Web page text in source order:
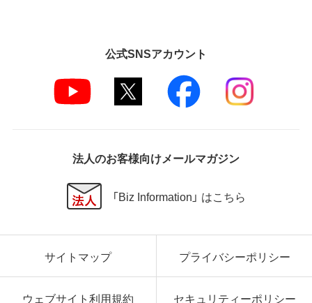
公式SNSアカウント
法人のお客様向けメールマガジン
「Biz Information」 はこちら
サイトマップ プライバシーポリシー
ウェブサイト利用規約 セキュリティーポリシー